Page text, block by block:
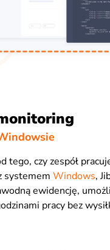
tego, czy zespół
systemem Windows,
ewidencję,
pracy bez